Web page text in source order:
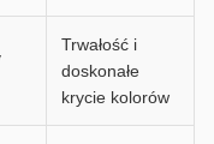
Trwałość i
doskonałe
krycie kolorów